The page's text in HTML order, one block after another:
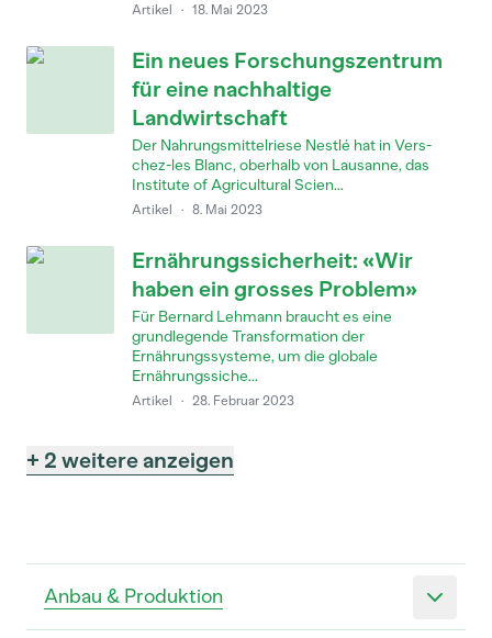
Anbau & Produktion
Artikel · 18. Mai 2023
Ein neues Forschungszentrum
für eine nachhaltige
Landwirtschaft
Der Nahrungsmittelriese Nestlé hat in Vers-
chez-les Blanc, oberhalb von Lausanne, das
Institute of Agricultural Scien...
Artikel · 8. Mai 2023
Ernährungssicherheit: «Wir
haben ein grosses Problem»
Für Bernard Lehmann braucht es eine
grundlegende Transformation der
Ernährungssysteme, um die globale
Ernährungssiche...
Artikel · 28. Februar 2023
+ 2 weitere anzeigen